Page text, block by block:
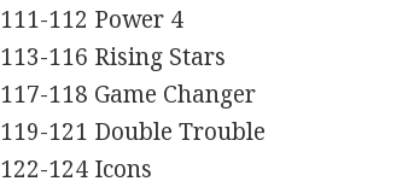
111-112 Power 4
113-116 Rising Stars
117-118 Game Changer
119-121 Double Trouble
122-124 Icons